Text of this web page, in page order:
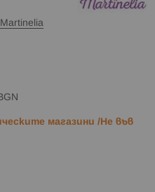
Martinelia
магазини /Не във